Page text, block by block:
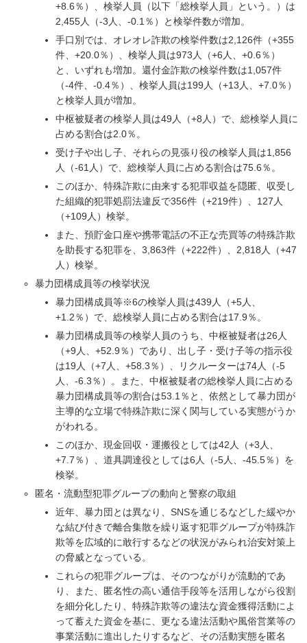
+8.6％）、検挙人員（以下「総検挙人員」という。）は
2,455人（-3人、-0.1％）と検挙件数が増加。
手口別では、オレオレ詐欺の検挙件数は2,126件（+355
件、+20.0％）、検挙人員は973人（+6人、+0.6％）
と、いずれも増加。還付金詐欺の検挙件数は1,057件
（-4件、-0.4％）、検挙人員は199人（+13人、+7.0％）
と検挙人員が増加。
中枢被疑者の検挙人員は49人（+8人）で、総検挙人員に
占める割合は2.0％。
受け子や出し子、それらの見張り役の検挙人員は1,856
人（-61人）で、総検挙人員に占める割合は75.6％。
このほか、特殊詐欺に由来する犯罪収益を隠匿、収受し
た組織的犯罪処罰法違反で356件（+219件）、127人
（+109人）検挙。
また、預貯金口座や携帯電話の不正な売買等の特殊詐欺
を助長する犯罪を、3,863件（+222件）、2,818人（+47
人）検挙。
暴力団構成員等の検挙状況
暴力団構成員等※6の検挙人員は439人（+5人、
+1.2％）で、総検挙人員に占める割合は17.9％。
暴力団構成員等の検挙人員のうち、中枢被疑者は26人
（+9人、+52.9％）であり、出し子・受け子等の指示役
は19人（+7人、+58.3％）、リクルーターは74人（-5
人、-6.3％）。また、中枢被疑者の総検挙人員に占める
暴力団構成員等の割合は53.1％と、依然として暴力団が
主導的な立場で特殊詐欺に深く関与している実態がうか
がわれる。
このほか、現金回収・運搬役としては42人（+3人、
+7.7％）、道具調達役としては6人（-5人、-45.5％）を
検挙。
匿名・流動型犯罪グループの動向と警察の取組
近年、暴力団とは異なり、SNSを通じるなどした緩やか
な結び付きで離合集散を繰り返す犯罪グループが特殊詐
欺等を広域的に敢行するなどの状況がみられ治安対策上
の脅威となっている。
これらの犯罪グループは、そのつながりが流動的であ
り、また、匿名性の高い通信手段等を活用しながら役割
を細分化したり、特殊詐欺等の違法な資金獲得活動によ
って蓄えた資金を基に、更なる違法活動や風俗営業等の
事業活動に進出したりするなど、その活動実態を匿名